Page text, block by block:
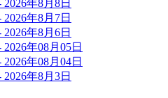
年8月8日
年8月7日
年8月6日
年08月05日
年08月04日
年8月3日